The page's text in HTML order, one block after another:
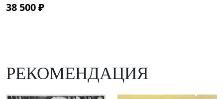
38 500 ₽
РЕКОМЕНДАЦИЯ